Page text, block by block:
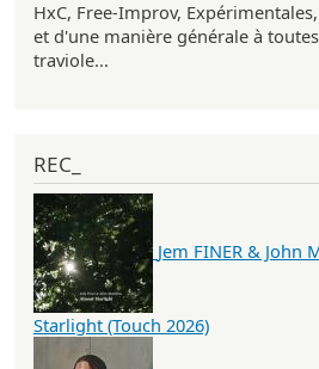
HxC, Free-Improv,
et d'une manière générale à
traviole...
REC_
Jem FINER & John
Starlight (Touch 2026)